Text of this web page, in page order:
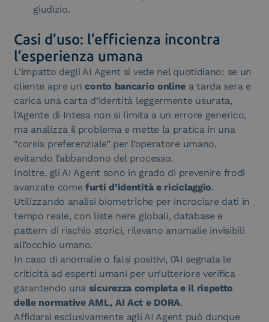
giudizio.
Casi d’uso: l’efficienza incontra
l’esperienza umana
L’impatto degli AI Agent si vede nel quotidiano: se un
cliente apre unconto bancario online a tarda sera e
carica una carta d’identità leggermente usurata,
l’Agente di Intesa non si limita a un errore generico,
ma analizza il problema e mette la pratica in una
“corsia preferenziale” per l’operatore umano,
evitando l’abbandono del processo.
Inoltre, gli AI Agent sono in grado di prevenire frodi
avanzate comefurti d’identità e riciclaggio.
Utilizzando analisi biometriche per incrociare dati in
tempo reale, con liste nere globali, database e
pattern di rischio storici, rilevano anomalie invisibili
all’occhio umano.
In caso di anomalie o falsi positivi, l’AI segnala le
criticità ad esperti umani per un’ulteriore verifica
garantendo una sicurezza completa e il rispetto
delle normative AML, AI Act e DORA.
Affidarsi esclusivamente agli AI Agent può dunque